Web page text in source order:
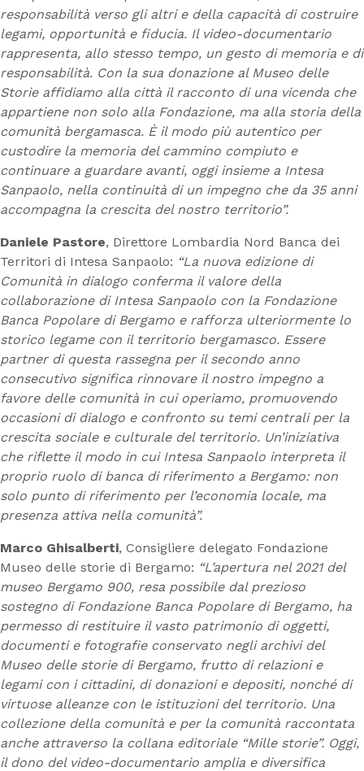
responsabilità verso gli altri e della capacità di costruire
legami, opportunità e fiducia. Il video-documentario
rappresenta, allo stesso tempo, un gesto di memoria e di
responsabilità. Con la sua donazione al Museo delle
Storie affidiamo alla città il racconto di una vicenda che
appartiene non solo alla Fondazione, ma alla storia della
comunità bergamasca. È il modo più autentico per
custodire la memoria del cammino compiuto e
continuare a guardare avanti, oggi insieme a Intesa
Sanpaolo, nella continuità di un impegno che da 35 anni
accompagna la crescita del nostro territorio”.
Daniele Pastore, Direttore Lombardia Nord Banca dei
Territori di Intesa Sanpaolo: “La nuova edizione di
Comunità in dialogo conferma il valore della
collaborazione di Intesa Sanpaolo con la Fondazione
Banca Popolare di Bergamo e rafforza ulteriormente lo
storico legame con il territorio bergamasco. Essere
partner di questa rassegna per il secondo anno
consecutivo significa rinnovare il nostro impegno a
favore delle comunità in cui operiamo, promuovendo
occasioni di dialogo e confronto su temi centrali per la
crescita sociale e culturale del territorio. Un’iniziativa
che riflette il modo in cui Intesa Sanpaolo interpreta il
proprio ruolo di banca di riferimento a Bergamo: non
solo punto di riferimento per l’economia locale, ma
presenza attiva nella comunità”.
Marco Ghisalberti, Consigliere delegato Fondazione
Museo delle storie di Bergamo: “L’apertura nel 2021 del
museo Bergamo 900, resa possibile dal prezioso
sostegno di Fondazione Banca Popolare di Bergamo, ha
permesso di restituire il vasto patrimonio di oggetti,
documenti e fotografie conservato negli archivi del
Museo delle storie di Bergamo, frutto di relazioni e
legami con i cittadini, di donazioni e depositi, nonché di
virtuose alleanze con le istituzioni del territorio. Una
collezione della comunità e per la comunità raccontata
anche attraverso la collana editoriale “Mille storie”. Oggi,
il dono del video-documentario amplia e diversifica